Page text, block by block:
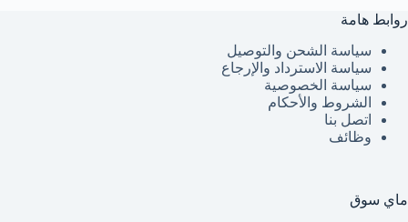
روابط هامة
سياسة الشحن والتوصيل
سياسة الاسترداد والإرجاع
سياسة الخصوصية
الشروط والأحكام
اتصل بنا
وظائف
ماي سوق